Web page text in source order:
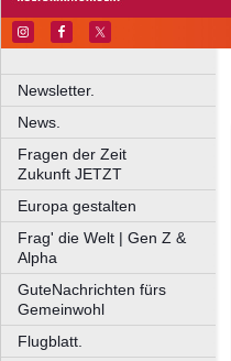
Newsletter.
News.
Fragen der Zeit
Zukunft JETZT
Europa gestalten
Frag' die Welt | Gen Z &
Alpha
GuteNachrichten fürs
Gemeinwohl
Flugblatt.